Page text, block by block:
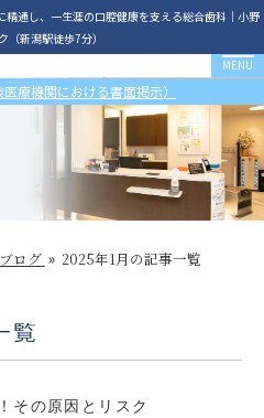
通し、一生涯の口腔健康を支える総合歯科｜小野
（新潟駅徒歩7分）
療機関における書面掲示）
ブログ 2025年1月の記事一覧
覧
その原因とリスク